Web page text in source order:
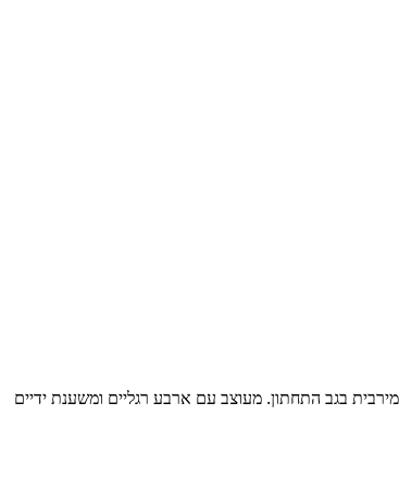
בגב התחתון. מעוצב עם ארבע רגליים ומשענת ידיים